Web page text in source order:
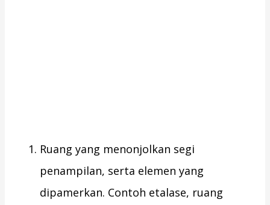
Ruang yang menonjolkan segi
penampilan, serta elemen yang
dipamerkan. Contoh etalase, ruang